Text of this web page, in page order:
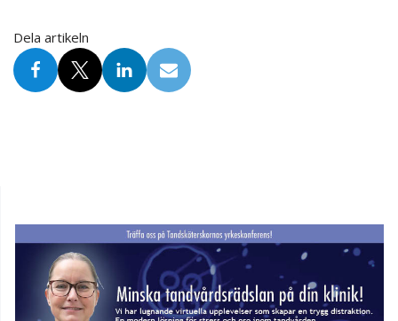
Dela artikeln